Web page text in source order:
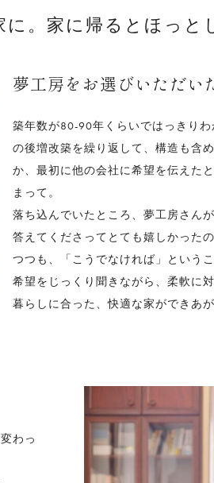
。家に帰るとほっと
夢工房をお選びいただい
築年数が80-90年くらいではっきり
の後増改築を繰り返して、構造も含
か、最初に他の会社に希望を伝えた
まって。
落ち込んでいたところ、夢工房さん
答えてくださってとても嬉しかった
つつも、「こうでなければ」という
希望をじっくり聞きながら、柔軟に
暮らしに合った、快適な家ができあ
わっ